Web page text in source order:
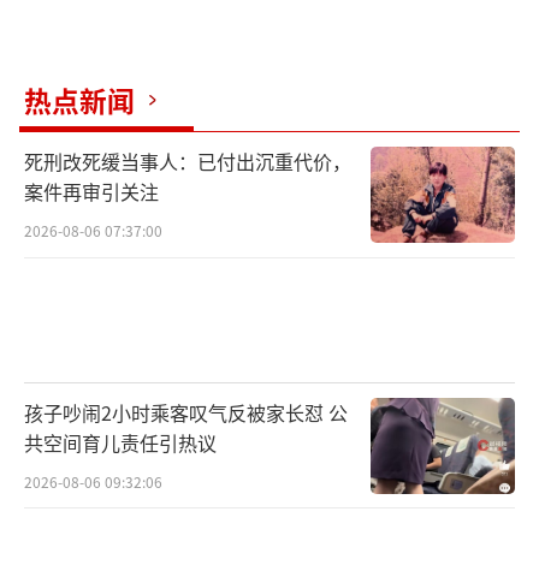
热点新闻
死刑改死缓当事人：已付出沉重代价，
案件再审引关注
2026-08-06 07:37:00
孩子吵闹2小时乘客叹气反被家长怼 公
共空间育儿责任引热议
2026-08-06 09:32:06